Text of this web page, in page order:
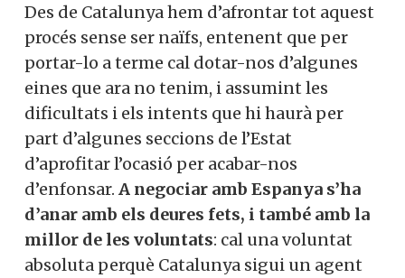
Des de Catalunya hem d’afrontar tot aquest
procés sense ser naïfs, entenent que per
portar-lo a terme cal dotar-nos d’algunes
eines que ara no tenim, i assumint les
dificultats i els intents que hi haurà per
part d’algunes seccions de l’Estat
d’aprofitar l’ocasió per acabar-nos
d’enfonsar. A negociar amb Espanya s’ha
d’anar amb els deures fets, i també amb la
millor de les voluntats: cal una voluntat
absoluta perquè Catalunya sigui un agent